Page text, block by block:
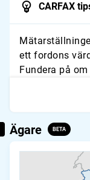
CARFAX
ett fordons
Fundera på
slitage och
årliga
Ägare BETA